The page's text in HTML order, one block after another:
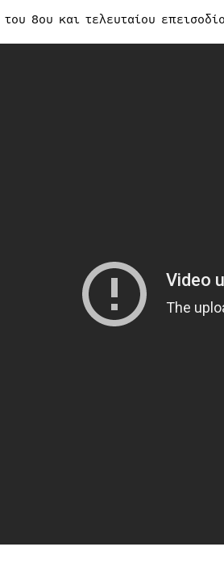
του 8ου και τελευταίου